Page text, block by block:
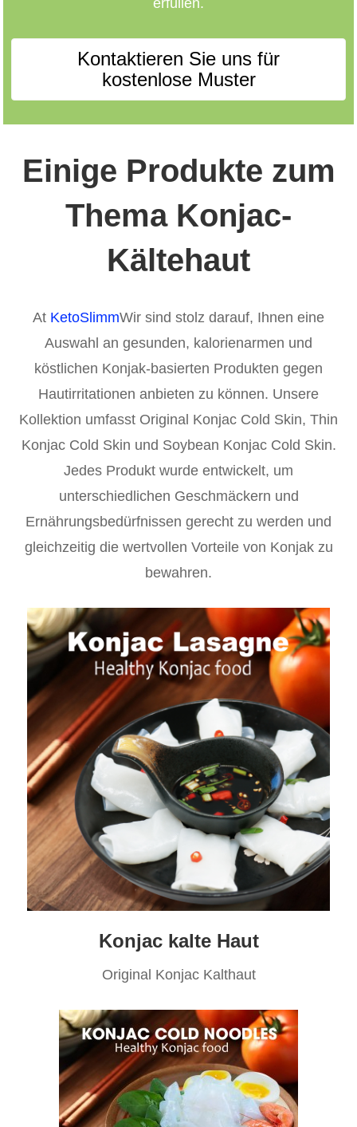
Kontaktieren Sie uns für
kostenlose Muster
Einige Produkte zum
Thema Konjac-
Kältehaut
At KetoSlimmWir sind stolz darauf, Ihnen eine
Auswahl an gesunden, kalorienarmen und
köstlichen Konjak-basierten Produkten gegen
Hautirritationen anbieten zu können. Unsere
Kollektion umfasst Original Konjac Cold Skin, Thin
Konjac Cold Skin und Soybean Konjac Cold Skin.
Jedes Produkt wurde entwickelt, um
unterschiedlichen Geschmäckern und
Ernährungsbedürfnissen gerecht zu werden und
gleichzeitig die wertvollen Vorteile von Konjak zu
bewahren.
Konjac kalte Haut
Original Konjac Kalthaut